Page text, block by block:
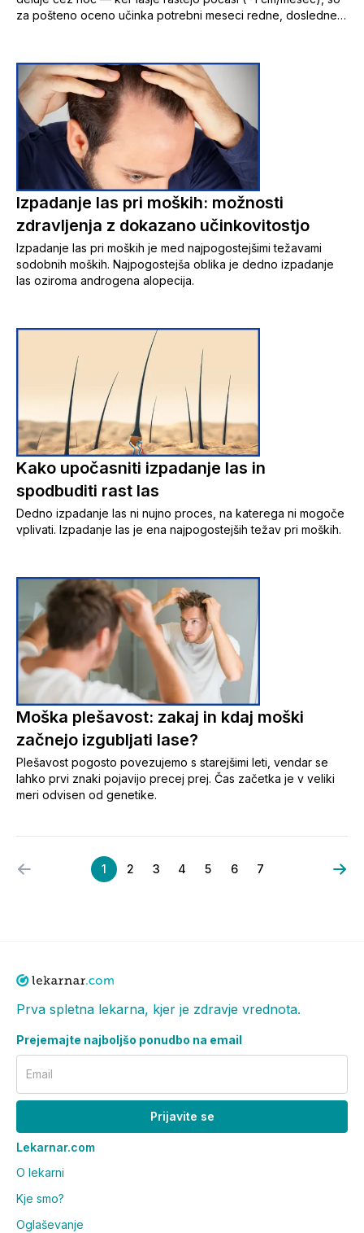
za pošteno oceno učinka potrebni meseci redne, dosledne
Izpadanje las pri moških: možnosti
zdravljenja z dokazano učinkovitostjo
Izpadanje las pri moških je med najpogostejšimi težavami
sodobnih moških. Najpogostejša oblika je dedno izpadanje
las oziroma androgena alopecija.
Kako upočasniti izpadanje las in
spodbuditi rast las
Dedno izpadanje las ni nujno proces, na katerega ni mogoče
vplivati. Izpadanje las je ena najpogostejših težav pri moških.
Moška plešavost: zakaj in kdaj moški
začnejo izgubljati lase?
Plešavost pogosto povezujemo s starejšimi leti, vendar se
lahko prvi znaki pojavijo precej prej. Čas začetka je v veliki
meri odvisen od genetike.
1 2 3 4 5 6 7
Prva spletna lekarna, kjer je zdravje vrednota.
Prejemajte najboljšo ponudbo na email
Email
Prijavite se
Lekarnar.com
O lekarni
Kje smo?
Oglaševanje